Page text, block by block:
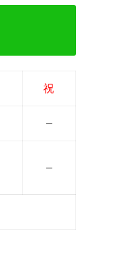
祝
–
–